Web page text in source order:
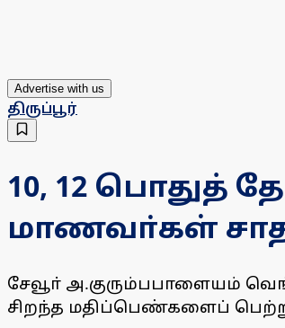
Advertise with us
திருப்பூர்
10, 12 பொதுத்
மாணவா்கள்
சேவூா் அ.குரும்பபாளையம்
சிறந்த மதிப்பெண்களைப்